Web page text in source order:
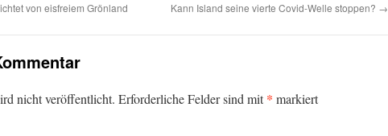
von eisfreiem Grönland Kann Island seine vierte Covid-Welle stoppen? →
nicht veröffentlicht. Erforderliche Felder sind mit* markiert